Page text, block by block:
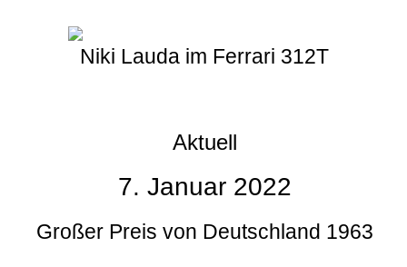
Niki Lauda im Ferrari 312T
Aktuell
7. Januar 2022
Großer Preis von Deutschland 1963